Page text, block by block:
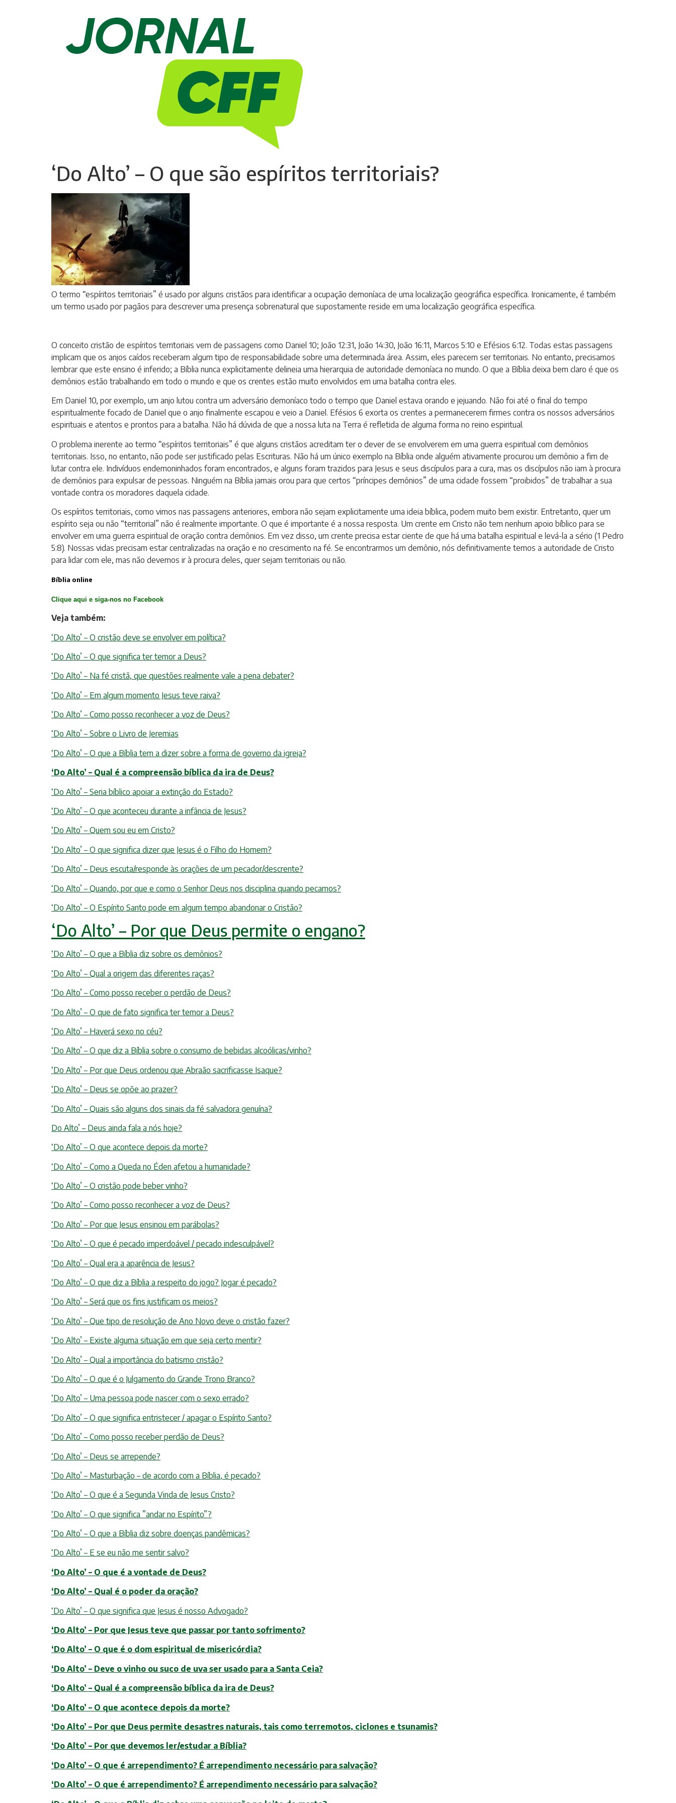
‘Do Alto’ – O que são espíritos territoriais?
O termo “espíritos territoriais” é usado por alguns cristãos para identificar a ocupação demoníaca de uma localização geográfica específica. Ironicamente, é também
um termo usado por pagãos para descrever uma presença sobrenatural que supostamente reside em uma localização geográfica específica.
O conceito cristão de espíritos territoriais vem de passagens como Daniel 10; João 12:31, João 14:30, João 16:11, Marcos 5:10 e Efésios 6:12. Todas estas passagens
implicam que os anjos caídos receberam algum tipo de responsabilidade sobre uma determinada área. Assim, eles parecem ser territoriais. No entanto, precisamos
lembrar que este ensino é inferido; a Bíblia nunca explicitamente delineia uma hierarquia de autoridade demoníaca no mundo. O que a Bíblia deixa bem claro é que os
demônios estão trabalhando em todo o mundo e que os crentes estão muito envolvidos em uma batalha contra eles.
Em Daniel 10, por exemplo, um anjo lutou contra um adversário demoníaco todo o tempo que Daniel estava orando e jejuando. Não foi até o final do tempo
espiritualmente focado de Daniel que o anjo finalmente escapou e veio a Daniel. Efésios 6 exorta os crentes a permanecerem firmes contra os nossos adversários
espirituais e atentos e prontos para a batalha. Não há dúvida de que a nossa luta na Terra é refletida de alguma forma no reino espiritual.
O problema inerente ao termo “espíritos territoriais” é que alguns cristãos acreditam ter o dever de se envolverem em uma guerra espiritual com demônios
territoriais. Isso, no entanto, não pode ser justificado pelas Escrituras. Não há um único exemplo na Bíblia onde alguém ativamente procurou um demônio a fim de
lutar contra ele. Indivíduos endemoninhados foram encontrados, e alguns foram trazidos para Jesus e seus discípulos para a cura, mas os discípulos não iam à procura
de demônios para expulsar de pessoas. Ninguém na Bíblia jamais orou para que certos “príncipes demônios” de uma cidade fossem “proibidos” de trabalhar a sua
vontade contra os moradores daquela cidade.
Os espíritos territoriais, como vimos nas passagens anteriores, embora não sejam explicitamente uma ideia bíblica, podem muito bem existir. Entretanto, quer um
espírito seja ou não “territorial” não é realmente importante. O que é importante é a nossa resposta. Um crente em Cristo não tem nenhum apoio bíblico para se
envolver em uma guerra espiritual de oração contra demônios. Em vez disso, um crente precisa estar ciente de que há uma batalha espiritual e levá-la a sério (1 Pedro
5:8). Nossas vidas precisam estar centralizadas na oração e no crescimento na fé. Se encontrarmos um demônio, nós definitivamente temos a autoridade de Cristo
para lidar com ele, mas não devemos ir à procura deles, quer sejam territoriais ou não.
Bíblia online
Clique aqui e siga-nos no Facebook
Veja também:
‘Do Alto’ – O cristão deve se envolver em política?
‘Do Alto’ – O que significa ter temor a Deus?
‘Do Alto’ – Na fé cristã, que questões realmente vale a pena debater?
‘Do Alto’ – Em algum momento Jesus teve raiva?
‘Do Alto’ – Como posso reconhecer a voz de Deus?
‘Do Alto’ – Sobre o Livro de Jeremias
‘Do Alto’ – O que a Bíblia tem a dizer sobre a forma de governo da igreja?
‘Do Alto’ – Qual é a compreensão bíblica da ira de Deus?
‘Do Alto’ – Seria bíblico apoiar a extinção do Estado?
‘Do Alto’ – O que aconteceu durante a infância de Jesus?
‘Do Alto’ – Quem sou eu em Cristo?
‘Do Alto’ – O que significa dizer que Jesus é o Filho do Homem?
‘Do Alto’ – Deus escuta/responde às orações de um pecador/descrente?
‘Do Alto’ – Quando, por que e como o Senhor Deus nos disciplina quando pecamos?
‘Do Alto’ – O Espírito Santo pode em algum tempo abandonar o Cristão?
‘Do Alto’ – Por que Deus permite o engano?
‘Do Alto’ – O que a Bíblia diz sobre os demônios?
‘Do Alto’ – Qual a origem das diferentes raças?
‘Do Alto’ – Como posso receber o perdão de Deus?
‘Do Alto’ – O que de fato significa ter temor a Deus?
‘Do Alto’ – Haverá sexo no céu?
‘Do Alto’ – O que diz a Bíblia sobre o consumo de bebidas alcoólicas/vinho?
‘Do Alto’ – Por que Deus ordenou que Abraão sacrificasse Isaque?
‘Do Alto’ – Deus se opõe ao prazer?
‘Do Alto’ – Quais são alguns dos sinais da fé salvadora genuína?
Do Alto’ – Deus ainda fala a nós hoje?
‘Do Alto’ – O que acontece depois da morte?
‘Do Alto’ – Como a Queda no Éden afetou a humanidade?
‘Do Alto’ – O cristão pode beber vinho?
‘Do Alto’ – Como posso reconhecer a voz de Deus?
‘Do Alto’ – Por que Jesus ensinou em parábolas?
‘Do Alto’ – O que é pecado imperdoável / pecado indesculpável?
‘Do Alto’ – Qual era a aparência de Jesus?
‘Do Alto’ – O que diz a Bíblia a respeito do jogo? Jogar é pecado?
‘Do Alto’ – Será que os fins justificam os meios?
‘Do Alto’ – Que tipo de resolução de Ano Novo deve o cristão fazer?
‘Do Alto’ – Existe alguma situação em que seja certo mentir?
‘Do Alto’ – Qual a importância do batismo cristão?
‘Do Alto’ – O que é o Julgamento do Grande Trono Branco?
‘Do Alto’ – Uma pessoa pode nascer com o sexo errado?
‘Do Alto’ – O que significa entristecer / apagar o Espírito Santo?
‘Do Alto’ – Como posso receber perdão de Deus?
‘Do Alto’ – Deus se arrepende?
‘Do Alto’ – Masturbação – de acordo com a Bíblia, é pecado?
‘Do Alto’ – O que é a Segunda Vinda de Jesus Cristo?
‘Do Alto’ – O que significa ”andar no Espírito”?
‘Do Alto’ – O que a Bíblia diz sobre doenças pandêmicas?
‘Do Alto’ – E se eu não me sentir salvo?
‘Do Alto’ – O que é a vontade de Deus?
‘Do Alto’ – Qual é o poder da oração?
‘Do Alto’ – O que significa que Jesus é nosso Advogado?
‘Do Alto’ – Por que Jesus teve que passar por tanto sofrimento?
‘Do Alto’ – O que é o dom espiritual de misericórdia?
‘Do Alto’ – Deve o vinho ou suco de uva ser usado para a Santa Ceia?
‘Do Alto’ – Qual é a compreensão bíblica da ira de Deus?
‘Do Alto’ – O que acontece depois da morte?
‘Do Alto’ – Por que Deus permite desastres naturais, tais como terremotos, ciclones e tsunamis?
‘Do Alto’ – Por que devemos ler/estudar a Bíblia?
‘Do Alto’ – O que é arrependimento? É arrependimento necessário para salvação?
‘Do Alto’ – O que é arrependimento? É arrependimento necessário para salvação?